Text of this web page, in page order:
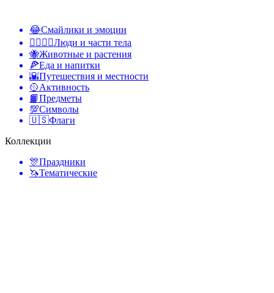
😂Смайлики и эмоции
👩‍❤️‍💋‍👨Люди и части тела
🐝Животные и растения
🍕Еда и напитки
🌇Путешествия и местности
🥎Активность
📙Предметы
💯Символы
🇺🇸Флаги
Коллекции
🎊Праздники
🦄Тематические